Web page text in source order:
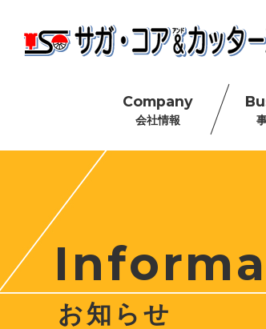
Company
会社情報
お知らせ